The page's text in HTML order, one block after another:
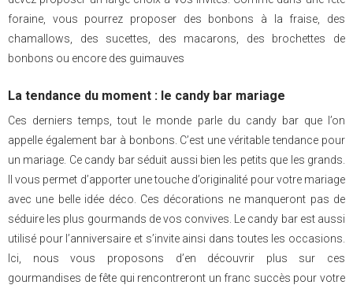
foraine, vous pourrez proposer des bonbons à la fraise, des
chamallows, des sucettes, des macarons, des brochettes de
bonbons ou encore des guimauves
La tendance du moment : le candy bar mariage
Ces derniers temps, tout le monde parle du candy bar que l’on
appelle également bar à bonbons. C’est une véritable tendance pour
un mariage. Ce candy bar séduit aussi bien les petits que les grands.
Il vous permet d’apporter une touche d’originalité pour votre mariage
avec une belle idée déco. Ces décorations ne manqueront pas de
séduire les plus gourmands de vos convives. Le candy bar est aussi
utilisé pour l’anniversaire et s’invite ainsi dans toutes les occasions.
Ici, nous vous proposons d’en découvrir plus sur ces
gourmandises de fête qui rencontreront un franc succès pour votre